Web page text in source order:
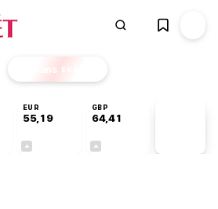
Finans EKSTRA
EUR
55,19
GBP
64,41